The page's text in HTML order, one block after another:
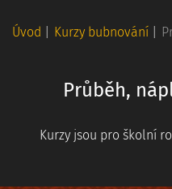
Úvod Kurzy bubnování
Průběh,
Kurzy jsou pro školní